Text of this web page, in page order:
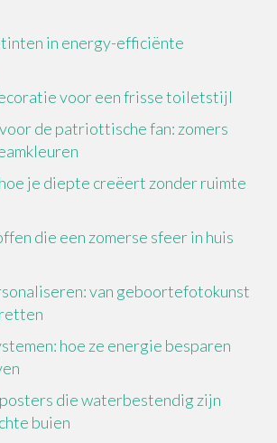
in energy-efficiënte
voor een frisse toiletstijl
de patriottische fan: zomers
je diepte creëert zonder ruimte
die een zomerse sfeer in huis
van geboortefotokunst
hoe ze energie besparen
die waterbestendig zijn
buien